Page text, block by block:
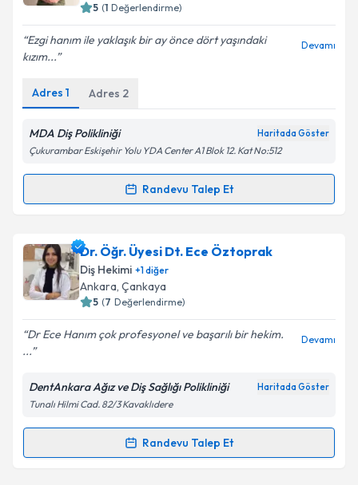
Kişisel verilerimin işlenmesine ilişkin
Metni'ni okudum ve kişisel verilerimin belirtilen
kapsamda işlenmesini kabul ediyorum.
Takvim Talebini Gönder
5 (1 Değerlendirme)
Ezgi hanım ile yaklaşık bir ay önce dört yaşındaki
kızım...
Devamı
Adres 1 Adres 2
MDA Diş Polikliniği Haritada Göster
Çukurambar Eskişehir Yolu YDA Center A1 Blok 12. Kat No:512
Randevu Talep Et
Randevu Takvimi Talebi
Dr. Dt. Ezgi Aydın Varol için randevu takvimi talebi
oluşturun. Size bu uzmandan randevu almanız için bir
takvim hazırlandığında e-posta ile bilgilendireceğiz.
Kişisel verilerimin işlenmesine ilişkin
Aydınlatma
Metni'ni okudum ve kişisel verilerimin belirtilen
kapsamda işlenmesini kabul ediyorum.
Dr. Öğr. Üyesi Dt. Ece Öztoprak
Diş Hekimi +1diğer
Ankara, Çankaya
5 (7 Değerlendirme)
Dr Ece Hanım çok profesyonel ve başarılı bir hekim.
...
Devamı
DentAnkara Ağız ve Diş Sağlığı Polikliniği Haritada Göster
Tunalı Hilmi Cad. 82/3 Kavaklıdere
Randevu Talep Et
Randevu Takvimi Talebi